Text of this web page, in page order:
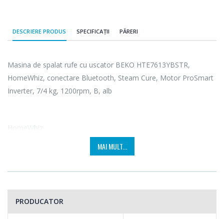
DESCRIERE PRODUS SPECIFICAȚII PĂRERI
Masina de spalat rufe cu uscator BEKO HTE7613YBSTR,
HomeWhiz, conectare Bluetooth, Steam Cure, Motor ProSmart
Inverter, 7/4 kg, 1200rpm, B, alb
HomeWhiz
HomeWhiz, te ajuta sa monitorizezi si sa gestionezi toate
MAI MULT...
PRODUCATOR